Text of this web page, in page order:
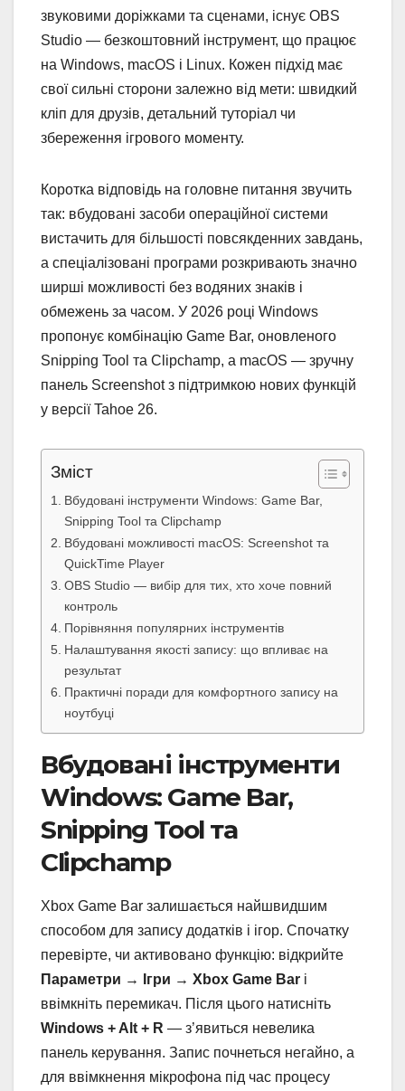
звуковими доріжками та сценами, існує OBS
Studio — безкоштовний інструмент, що працює
на Windows, macOS і Linux. Кожен підхід має
свої сильні сторони залежно від мети: швидкий
кліп для друзів, детальний туторіал чи
збереження ігрового моменту.
Коротка відповідь на головне питання звучить
так: вбудовані засоби операційної системи
вистачить для більшості повсякденних завдань,
а спеціалізовані програми розкривають значно
ширші можливості без водяних знаків і
обмежень за часом. У 2026 році Windows
пропонує комбінацію Game Bar, оновленого
Snipping Tool та Clipchamp, а macOS — зручну
панель Screenshot з підтримкою нових функцій
у версії Tahoe 26.
Зміст
Вбудовані інструменти Windows: Game Bar,
Snipping Tool та Clipchamp
Вбудовані можливості macOS: Screenshot та
QuickTime Player
OBS Studio — вибір для тих, хто хоче повний
контроль
Порівняння популярних інструментів
Налаштування якості запису: що впливає на
результат
Практичні поради для комфортного запису на
ноутбуці
Вбудовані інструменти
Windows: Game Bar,
Snipping Tool та
Clipchamp
Xbox Game Bar залишається найшвидшим
способом для запису додатків і ігор. Спочатку
перевірте, чи активовано функцію: відкрийте
Параметри → Ігри → Xbox Game Bar і
ввімкніть перемикач. Після цього натисніть
Windows + Alt + R — з’явиться невелика
панель керування. Запис почнеться негайно, а
для ввімкнення мікрофона під час процесу